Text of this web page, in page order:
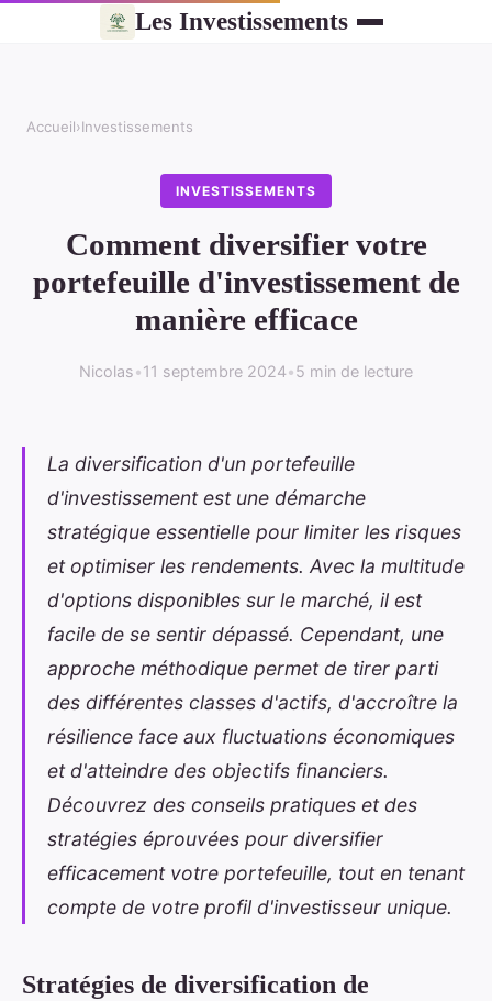
Les Investissements
Accueil›Investissements
INVESTISSEMENTS
Comment diversifier votre
portefeuille d'investissement de
manière efficace
Nicolas•11 septembre 2024•5 min de lecture
La diversification d'un portefeuille
d'investissement est une démarche
stratégique essentielle pour limiter les risques
et optimiser les rendements. Avec la multitude
d'options disponibles sur le marché, il est
facile de se sentir dépassé. Cependant, une
approche méthodique permet de tirer parti
des différentes classes d'actifs, d'accroître la
résilience face aux fluctuations économiques
et d'atteindre des objectifs financiers.
Découvrez des conseils pratiques et des
stratégies éprouvées pour diversifier
efficacement votre portefeuille, tout en tenant
compte de votre profil d'investisseur unique.
Stratégies de diversification de